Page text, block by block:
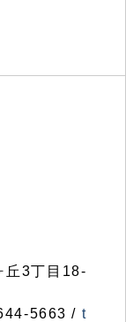
3丁目18-
5663 / t